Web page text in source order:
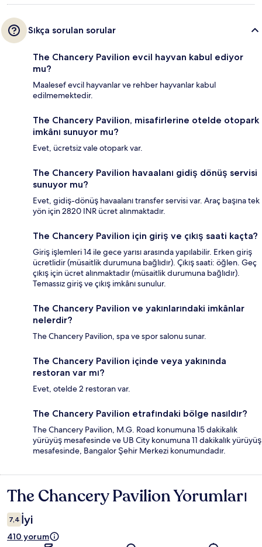
Sıkça sorulan sorular
The Chancery Pavilion evcil hayvan kabul ediyor
mu?
Maalesef evcil hayvanlar ve rehber hayvanlar kabul
edilmemektedir.
The Chancery Pavilion, misafirlerine otelde otopark
imkânı sunuyor mu?
Evet, ücretsiz vale otopark var.
The Chancery Pavilion havaalanı gidiş dönüş servisi
sunuyor mu?
Evet, gidiş-dönüş havaalanı transfer servisi var. Araç başına tek
yön için 2820 INR ücret alınmaktadır.
The Chancery Pavilion için giriş ve çıkış saati kaçta?
Giriş işlemleri 14 ile gece yarısı arasında yapılabilir. Erken giriş
ücretlidir (müsaitlik durumuna bağlıdır). Çıkış saati: öğlen. Geç
çıkış için ücret alınmaktadır (müsaitlik durumuna bağlıdır).
Temassız giriş ve çıkış imkânı sunulur.
The Chancery Pavilion ve yakınlarındaki imkânlar
nelerdir?
The Chancery Pavilion, spa ve spor salonu sunar.
The Chancery Pavilion içinde veya yakınında
restoran var mı?
Evet, otelde 2 restoran var.
The Chancery Pavilion etrafındaki bölge nasıldır?
The Chancery Pavilion, M.G. Road konumuna 15 dakikalık
yürüyüş mesafesinde ve UB City konumuna 11 dakikalık yürüyüş
mesafesinde, Bangalor Şehir Merkezi konumundadır.
Yorumlar
The Chancery Pavilion Yorumları
7,4 İyi
410 yorum